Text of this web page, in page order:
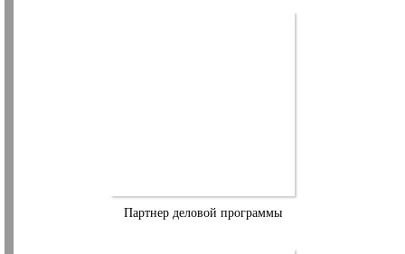
Партнер деловой программы